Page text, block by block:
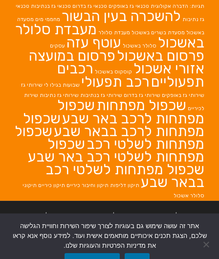
אתר זה עושה שימוש גם בעוגיות לצורך שיפור השירות וחוויית הגלישה
שלכם, הצגת תכנים איכותיים מותאמים אישית ועוד. למידע נוסף אנא קראו
את מדיניות הפרטיות והעוגיות שלנו.
תגיות: הדברה אקולוגית טכנאי גז באופקים טכנאי גז בדרום טכנאי גז בנתיבות טכנאי
גז נתיבות להשכרה בעין הבשור מחממי מים מסעדה
באשכול מסעדת בשרים באשכול מעבדת סלולר מעבדת סלולר
באשכול סלולר באשכול עוטף עזה עסקים
פרסום באשכול פרסום במועצה
אזורי אשכול קוסקוס באשכול רכבים
תפעוליים רכב תפעולי שבועות בגילו לי שירותי גז
שירותי גז באופקים שירותי גז בדרום שירותי גז בנתיבות שירותי גז נתיבות שירות
לכיריים שכפול מפתחות שכפול
מפתחות לרכב באר שבעשכפול
מפתחות לרכב בבאר שבעשכפול
מפתחות לשלטי רכב שכפול
מפתחות לשלטי רכב באר שבע
שכפול מפתחות לשלטי רכב
בבאר שבע תיקון דליפות תיקון וחיבור כיריים תיקון כיריים תיקוני
סלולר אשכול
בבאר שבע |